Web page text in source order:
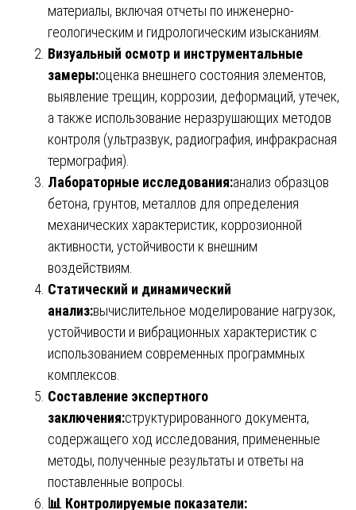
материалы, включая отчеты по инженерно-
геологическим и гидрологическим изысканиям.
Визуальный осмотр и инструментальные
замеры:оценка внешнего состояния элементов,
выявление трещин, коррозии, деформаций, утечек,
а также использование неразрушающих методов
контроля (ультразвук, радиография, инфракрасная
термография).
Лабораторные исследования:анализ образцов
бетона, грунтов, металлов для определения
механических характеристик, коррозионной
активности, устойчивости к внешним
воздействиям.
Статический и динамический
анализ:вычислительное моделирование нагрузок,
устойчивости и вибрационных характеристик с
использованием современных программных
комплексов.
Составление экспертного
заключения:структурированного документа,
содержащего ход исследования, примененные
методы, полученные результаты и ответы на
поставленные вопросы.
📊 Контролируемые показатели: